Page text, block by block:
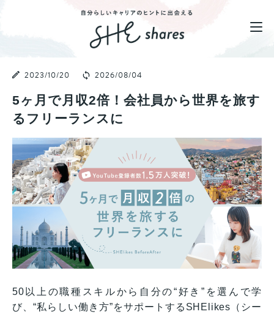
2023/10/20 2026/08/04
5ヶ月で月収2倍！会社員から世界を旅す
るフリーランスに
50以上の職種スキルから自分の“好き”を選んで学
び、“私らしい働き方”をサポートするSHElikes（シー